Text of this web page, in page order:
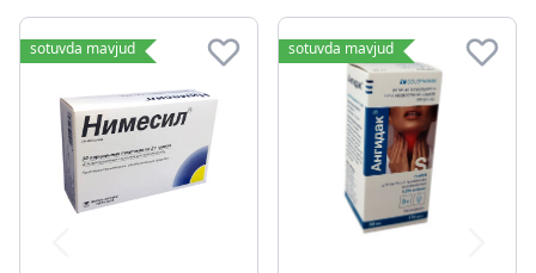
sotuvda mavjud sotuvda mavjud